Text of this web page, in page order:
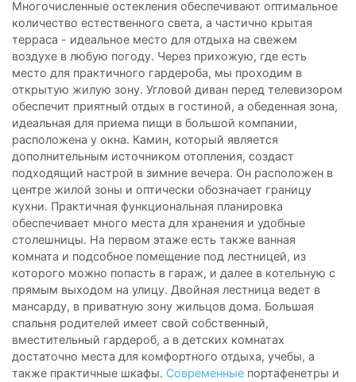
Многочисленные остекления обеспечивают оптимальное
количество естественного света, а частично крытая
терраса - идеальное место для отдыха на свежем
воздухе в любую погоду. Через прихожую, где есть
место для практичного гардероба, мы проходим в
открытую жилую зону. Угловой диван перед телевизором
обеспечит приятный отдых в гостиной, а обеденная зона,
идеальная для приема пищи в большой компании,
расположена у окна. Камин, который является
дополнительным источником отопления, создаст
подходящий настрой в зимние вечера. Он расположен в
центре жилой зоны и оптически обозначает границу
кухни. Практичная функциональная планировка
обеспечивает много места для хранения и удобные
столешницы. На первом этаже есть также ванная
комната и подсобное помещение под лестницей, из
которого можно попасть в гараж, и далее в котельную с
прямым выходом на улицу. Двойная лестница ведет в
мансарду, в приватную зону жильцов дома. Большая
спальня родителей имеет свой собственный,
вместительный гардероб, а в детских комнатах
достаточно места для комфортного отдыха, учебы, а
также практичные шкафы. Современные портафенетры и